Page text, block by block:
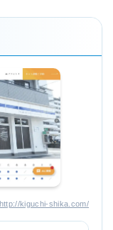
http://kiguchi-shika.com/